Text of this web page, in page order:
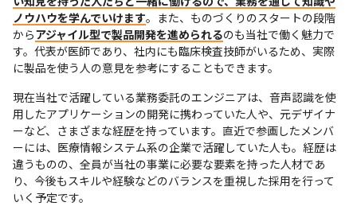
ノウハウを学んでいけます。また、ものづくりのスタートの段階
からアジャイル型で製品開発を進められるのも当社で働く魅力で
す。代表が医師であり、社内にも臨床検査技師がいるため、実際
に製品を使う人の意見を参考にすることもできます。
現在当社で活躍している業務委託のエンジニアは、音声認識を使
用したアプリケーションの開発に携わっていた人や、元デザイナ
ーなど、さまざまな経歴を持っています。直近で参画したメンバ
ーには、医療情報システム系の企業で活躍していた人も。経歴は
違うものの、全員が当社の事業に必要な要素を持った人材であ
り、今後もスキルや経験などのバランスを重視した採用を行って
いく予定です。